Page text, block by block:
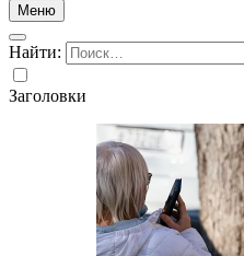
Меню
Найти:
Заголовки